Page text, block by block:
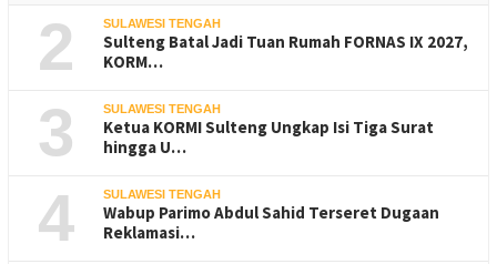
2 SULAWESI TENGAH
Sulteng Batal Jadi Tuan Rumah FORNAS IX 2027,
KORM…
3 SULAWESI TENGAH
Ketua KORMI Sulteng Ungkap Isi Tiga Surat
hingga U…
4 SULAWESI TENGAH
Wabup Parimo Abdul Sahid Terseret Dugaan
Reklamasi…